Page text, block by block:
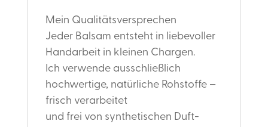
Mein Qualitätsversprechen
Jeder Balsam entsteht in liebevoller
Handarbeit in kleinen Chargen.
Ich verwende ausschließlich
hochwertige, natürliche Rohstoffe –
frisch verarbeitet
und frei von synthetischen Duft-